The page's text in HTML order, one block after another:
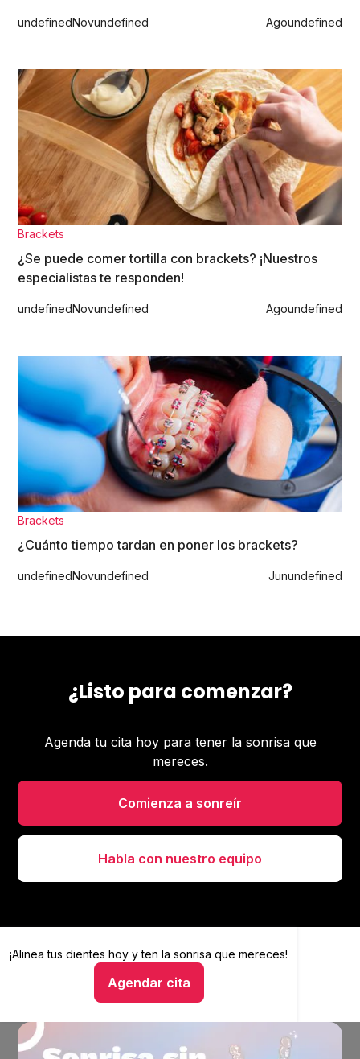
undefinedNovundefined Agoundefined
Brackets
¿Se puede comer tortilla con brackets? ¡Nuestros
especialistas te responden!
undefinedNovundefined Agoundefined
Brackets
¿Cuánto tiempo tardan en poner los brackets?
undefinedNovundefined Junundefined
¿Listo para comenzar?
Agenda tu cita hoy para tener la sonrisa que
mereces.
Comienza a sonreír
Habla con nuestro equipo
¡Alinea tus dientes hoy yten la sonrisa que mereces!
Agendar cita
Alinea tus dientes hoy y ten la sonrisa que mereces
Hablar con un asesor